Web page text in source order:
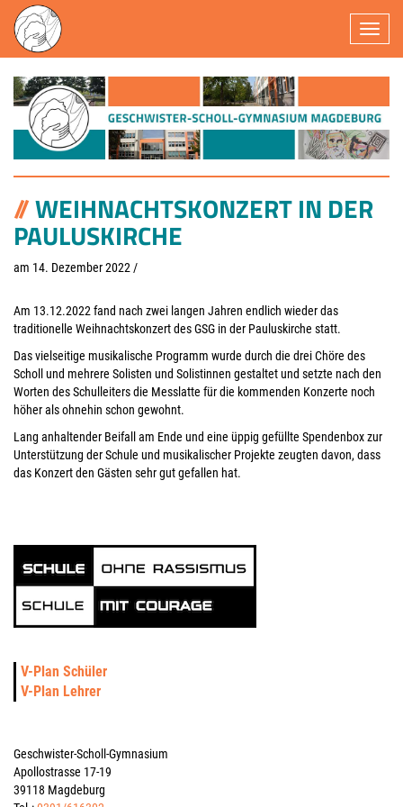
WEIHNACHTSKONZERT IN DER
PAULUSKIRCHE
am 14. Dezember 2022 /
Am 13.12.2022 fand nach zwei langen Jahren endlich wieder das
traditionelle Weihnachtskonzert des GSG in der Pauluskirche statt.
Das vielseitige musikalische Programm wurde durch die drei Chöre des
Scholl und mehrere Solisten und Solistinnen gestaltet und setzte nach den
Worten des Schulleiters die Messlatte für die kommenden Konzerte noch
höher als ohnehin schon gewohnt.
Lang anhaltender Beifall am Ende und eine üppig gefüllte Spendenbox zur
Unterstützung der Schule und musikalischer Projekte zeugten davon, dass
das Konzert den Gästen sehr gut gefallen hat.
V-Plan Schüler
V-Plan Lehrer
Geschwister-Scholl-Gymnasium
Apollostrasse 17-19
39118 Magdeburg